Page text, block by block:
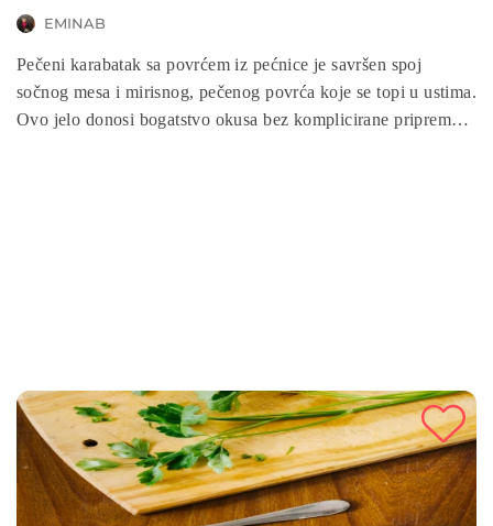
EMINAB
Pečeni karabatak sa povrćem iz pećnice je savršen spoj
sočnog mesa i mirisnog, pečenog povrća koje se topi u ustima.
Ovo jelo donosi bogatstvo okusa bez komplicirane pripreme,